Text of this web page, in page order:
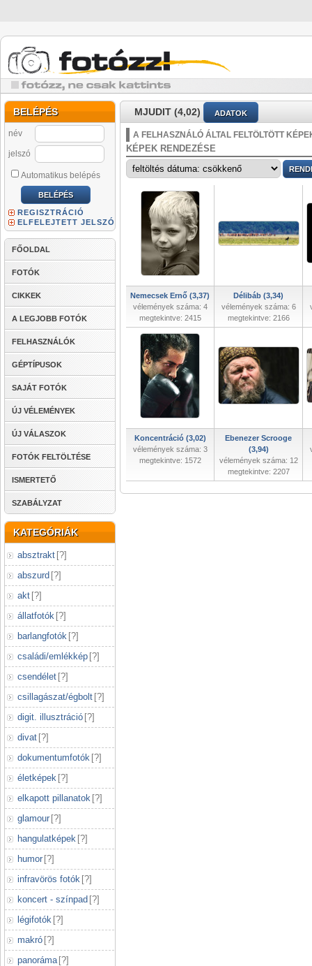
BELÉPÉS
név
jelszó
Automatikus belépés
REGISZTRÁCIÓ
ELFELEJTETT JELSZÓ
FŐOLDAL
FOTÓK
CIKKEK
A LEGJOBB FOTÓK
FELHASZNÁLÓK
GÉPTÍPUSOK
SAJÁT FOTÓK
ÚJ VÉLEMÉNYEK
ÚJ VÁLASZOK
FOTÓK FELTÖLTÉSE
ISMERTETŐ
SZABÁLYZAT
KATEGÓRIÁK
absztrakt [?]
abszurd [?]
akt [?]
állatfotók [?]
barlangfotók [?]
családi/emlékkép [?]
csendélet [?]
csillagászat/égbolt [?]
digit. illusztráció [?]
divat [?]
dokumentumfotók [?]
életképek [?]
elkapott pillanatok [?]
glamour [?]
hangulatképek [?]
humor [?]
infravörös fotók [?]
koncert - színpad [?]
légifotók [?]
makró [?]
panoráma [?]
MJUDIT (4,02) ADATOK
A FELHASZNÁLÓ ÁLTAL FELTÖLTÖTT
KÉPEK RENDEZÉSE
Nemecsek Ernő (3,37)
vélemények száma: 4
megtekintve: 2415
Délibáb (3,34)
vélemények száma: 6
megtekintve: 2166
Koncentráció (3,02)
vélemények száma: 3
megtekintve: 1572
Ebenezer Scrooge
(3,94)
vélemények száma: 12
megtekintve: 2207